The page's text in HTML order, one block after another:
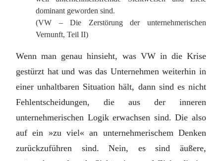
dominant geworden sind.
(VW – Die Zerstörung der unternehmerischen
Vernunft, Teil II)
Wenn man genau hinsieht, was VW in die Krise
gestürzt hat und was das Unternehmen weiterhin in
einer unhaltbaren Situation hält, dann sind es nicht
Fehlentscheidungen, die aus der inneren
unternehmerischen Logik erwachsen sind. Die also
auf ein »zu viel« an unternehmerischem Denken
zurückzuführen sind. Nein, es sind äußere,